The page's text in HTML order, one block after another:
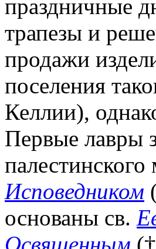
праздничные
трапезы и
продажи
поселения
Келлии),
Первые лавры
Исповедником
основаны св.